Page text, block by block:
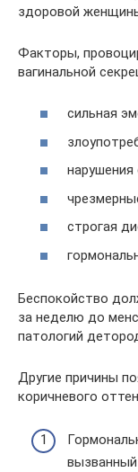
здоровой
Факторы,
вагинальной
сильная
нарушения
строгая
Беспокойство
за неделю до
патологий
Другие причины
коричневого